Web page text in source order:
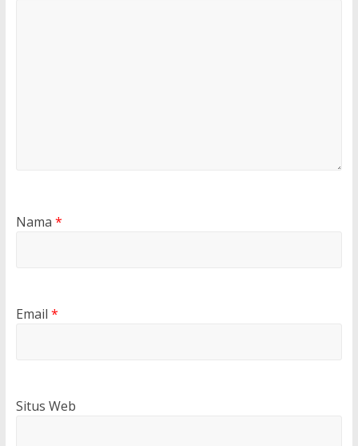
Nama *
Email *
Situs Web